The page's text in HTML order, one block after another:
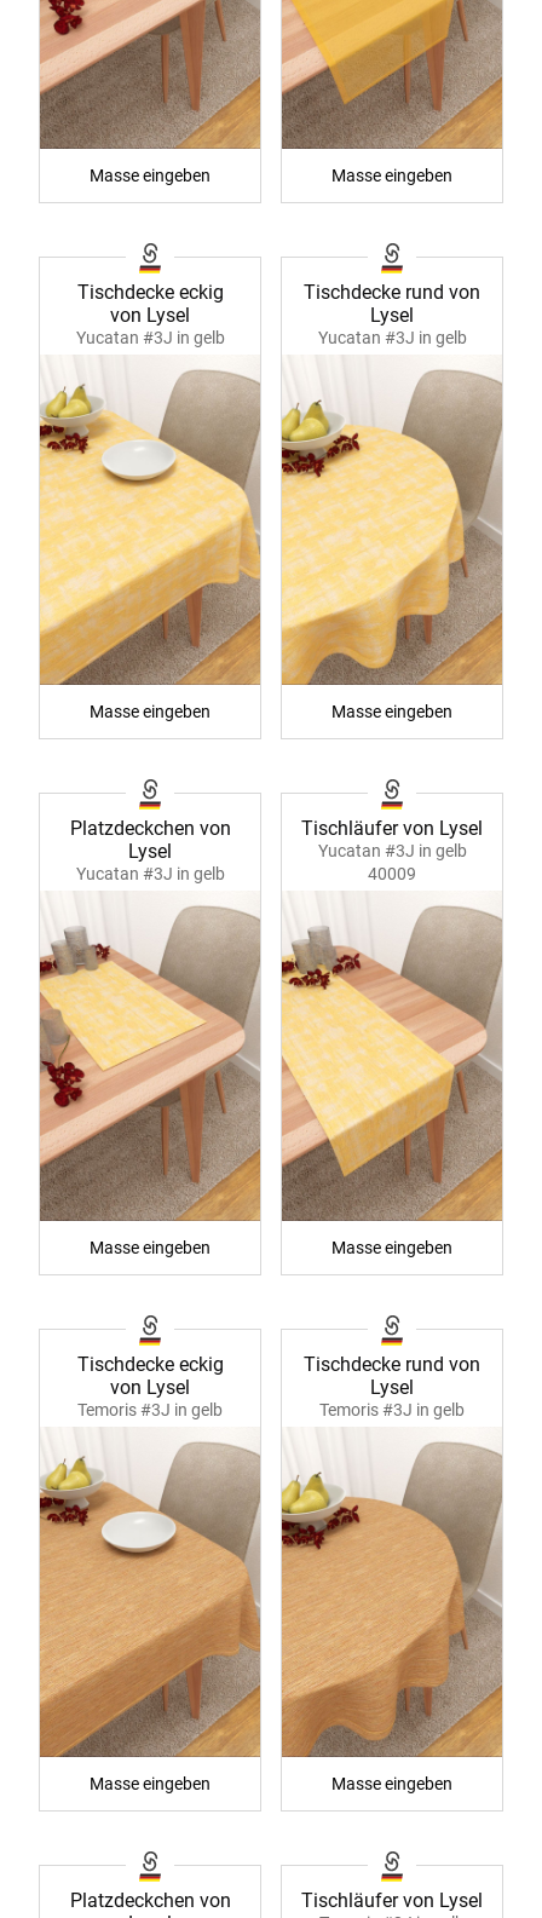
Masse eingeben Masse eingeben
Tischdecke eckig
von Lysel
Yucatan #3J in gelb
40006
Masse eingeben
Tischdecke rund von
Lysel
Yucatan #3J in gelb
40007
Masse eingeben
Platzdeckchen von
Lysel
Yucatan #3J in gelb
40008
Masse eingeben
Tischläufer von Lysel
Yucatan #3J in gelb
40009
Masse eingeben
Tischdecke eckig
von Lysel
Temoris #3J in gelb
40022
Masse eingeben
Tischdecke rund von
Lysel
Temoris #3J in gelb
40023
Masse eingeben
Platzdeckchen von
Tischläufer von Lysel